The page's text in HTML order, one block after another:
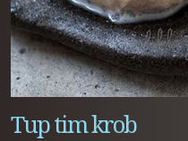
Tup tim krob